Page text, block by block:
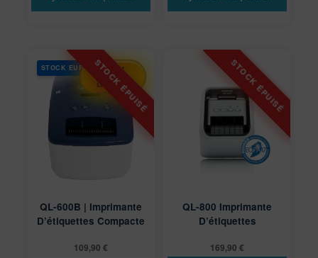
STOCK EUROPE-50%
SUR VOTRE
LIVRAISON
QL-600B | Imprimante
D’étiquettes Compacte
109,90 €
QL-800 Imprimante
D’étiquettes
169,90€